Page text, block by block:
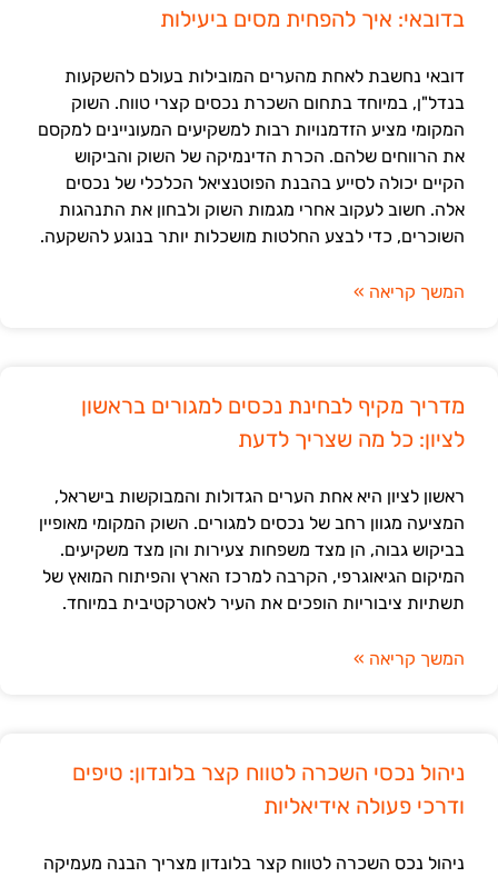
בדובאי: איך להפחית מסים ביעילות
דובאי נחשבת לאחת מהערים המובילות בעולם להשקעות
בנדל"ן, במיוחד בתחום השכרת נכסים קצרי טווח. השוק
המקומי מציע הזדמנויות רבות למשקיעים המעוניינים למקסם
את הרווחים שלהם. הכרת הדינמיקה של השוק והביקוש
הקיים יכולה לסייע בהבנת הפוטנציאל הכלכלי של נכסים
אלה. חשוב לעקוב אחרי מגמות השוק ולבחון את התנהגות
השוכרים, כדי לבצע החלטות מושכלות יותר בנוגע להשקעה.
המשך קריאה »
מדריך מקיף לבחינת נכסים למגורים בראשון
לציון: כל מה שצריך לדעת
ראשון לציון היא אחת הערים הגדולות והמבוקשות בישראל,
המציעה מגוון רחב של נכסים למגורים. השוק המקומי מאופיין
בביקוש גבוה, הן מצד משפחות צעירות והן מצד משקיעים.
המיקום הגיאוגרפי, הקרבה למרכז הארץ והפיתוח המואץ של
תשתיות ציבוריות הופכים את העיר לאטרקטיבית במיוחד.
המשך קריאה »
ניהול נכסי השכרה לטווח קצר בלונדון: טיפים
ודרכי פעולה אידיאליות
ניהול נכס השכרה לטווח קצר בלונדון מצריך הבנה מעמיקה